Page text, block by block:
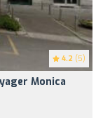
4.2 (5)
Monica